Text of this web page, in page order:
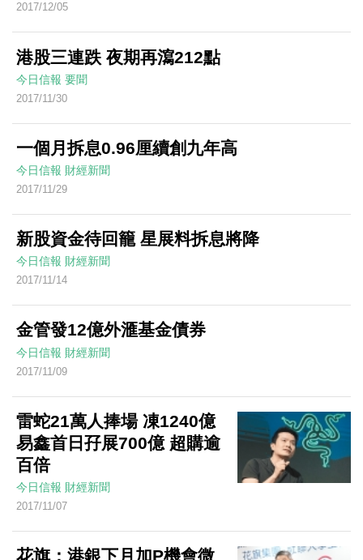
2017/12/05
港股三連跌 夜期再瀉212點
今日信報 要聞
2017/11/30
一個月拆息0.96厘續創九年高
今日信報 財經新聞
2017/11/29
新股資金待回籠 星展料拆息將降
今日信報 財經新聞
2017/11/14
金管發12億外滙基金債券
今日信報 財經新聞
2017/11/09
雷蛇21萬人捧場 凍1240億
易鑫首日孖展700億 超購逾
百倍
今日信報 財經新聞
2017/11/07
花旗：港銀下月加P機會微